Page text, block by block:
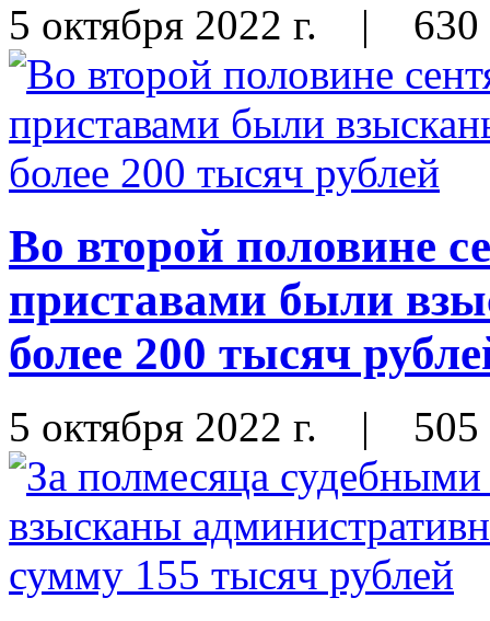
5 октября 2022 г. | 630
Во второй половине
приставами были
более 200 тысяч
5 октября 2022 г. | 505